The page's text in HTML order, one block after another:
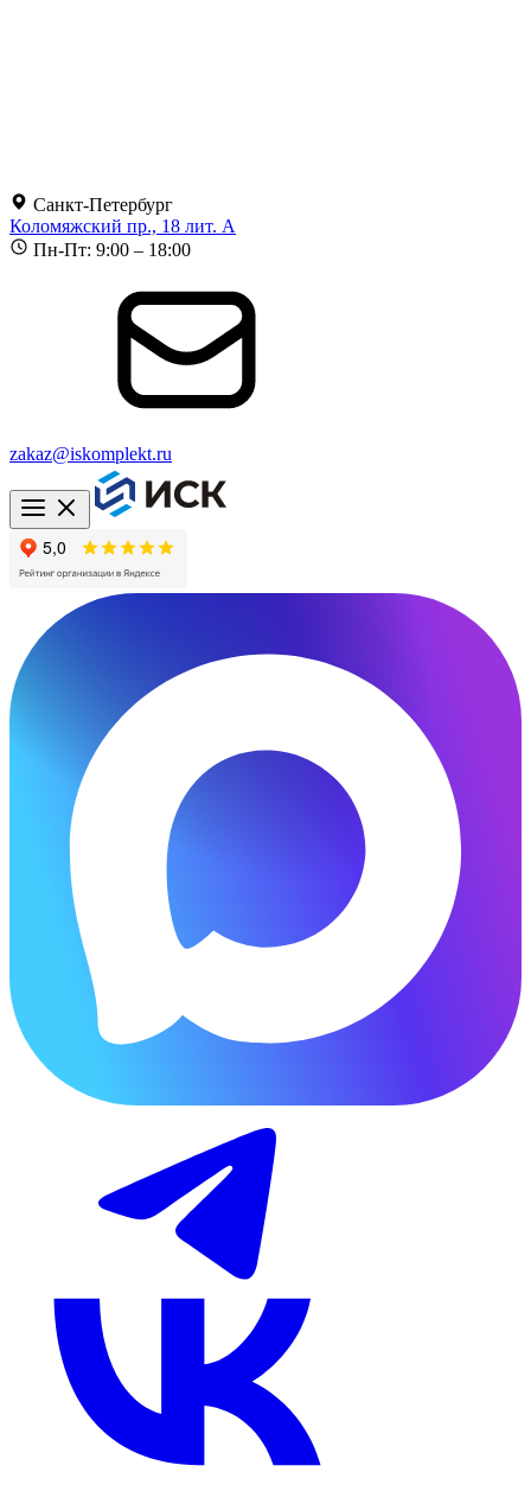
Санкт-Петербург
Коломяжский пр., 18 лит. А
Пн-Пт: 9:00 – 18:00
zakaz@iskomplekt.ru